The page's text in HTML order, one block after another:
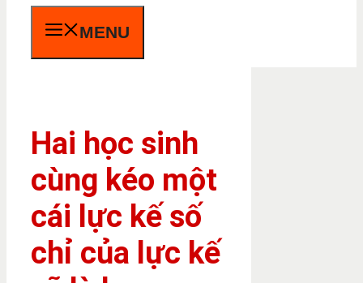
MENU
Hai học sinh
cùng kéo một
cái lực kế số
chỉ của lực kế